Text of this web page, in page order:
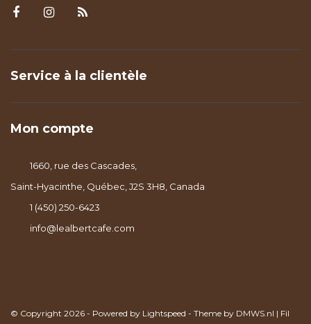
Service à la clientèle
Mon compte
1660, rue des Cascades,
Saint-Hyacinthe, Québec, J2S 3H8, Canada
1 (450) 250-6423
info@lealbertcafe.com
© Copyright 2026 - Powered by Lightspeed - Theme by DMWS.nl | Fil